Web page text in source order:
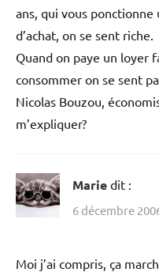
ans, qui vous
d’achat, on se sent riche.
Quand on paye un loyer
consommer on se sent
Nicolas Bouzou,
m’expliquer?
Marie dit :
6 décembre
Moi j’ai compris, ça